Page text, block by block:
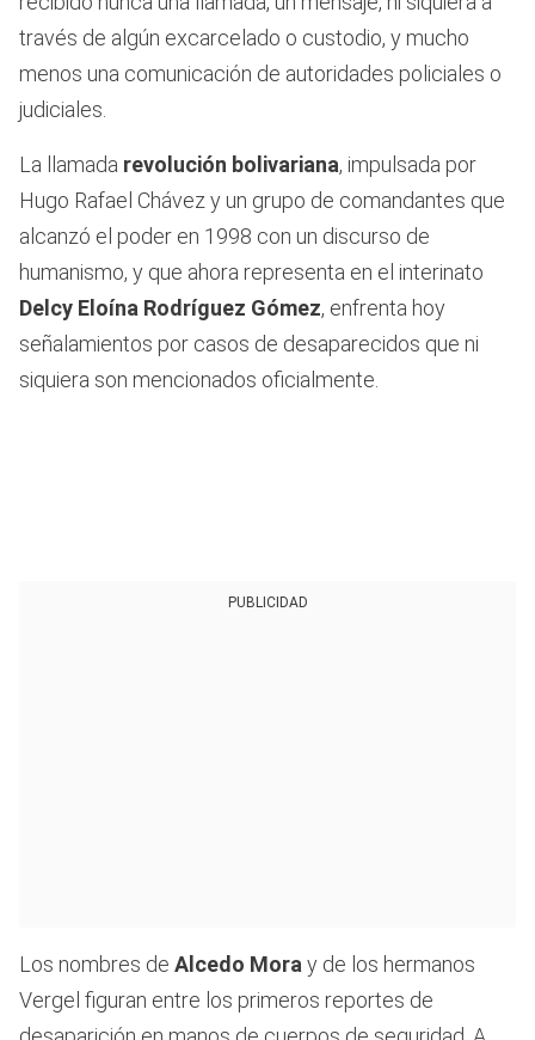
través de algún excarcelado o custodio, y mucho
menos una comunicación de autoridades policiales o
judiciales.
La llamada revolución bolivariana, impulsada por
Hugo Rafael Chávez y un grupo de comandantes que
alcanzó el poder en 1998 con un discurso de
humanismo, y que ahora representa en el interinato
Delcy Eloína Rodríguez Gómez, enfrenta hoy
señalamientos por casos de desaparecidos que ni
siquiera son mencionados oficialmente.
PUBLICIDAD
Los nombres de Alcedo Mora y de los hermanos
Vergel figuran entre los primeros reportes de